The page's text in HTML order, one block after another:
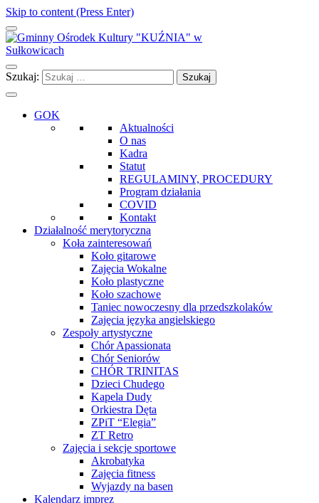
Skip to content (Press Enter)
Gminny Ośrodek Kultury "KUŹNIA" w Sułkowicach
Szukaj:
GOK
Aktualności
O nas
Kadra
Statut
REGULAMINY, PROCEDURY
Program działania
COVID
Kontakt
Działalność merytoryczna
Koła zainteresowań
Koło gitarowe
Zajęcia Wokalne
Koło plastyczne
Koło szachowe
Taniec nowoczesny dla przedszkolaków
Zajęcia języka angielskiego
Zespoły artystyczne
Chór Apassionata
Chór Seniorów
CHÓR TRINITAS
Dzieci Chudego
Kapela Dudy
Orkiestra Dęta
ZPiT “Elegia”
ZT Retro
Zajęcia i sekcje sportowe
Akrobatyka
Zajęcia fitness
Wyjazdy na basen
Kalendarz imprez